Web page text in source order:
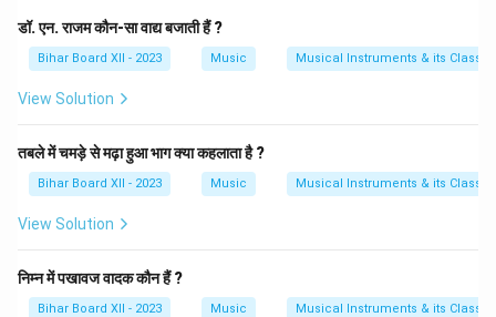
डॉ. एन. राजम कौन-सा वाद्य बजाती हैं ?
Bihar Board XII - 2023 Music Musical Instruments & its
View Solution
तबले में चमड़े से मढ़ा हुआ भाग क्या कहलाता है ?
Bihar Board XII - 2023 Music Musical Instruments & its
View Solution
निम्न में पखावज वादक कौन हैं ?
Bihar Board XII - 2023 Music Musical Instruments & its